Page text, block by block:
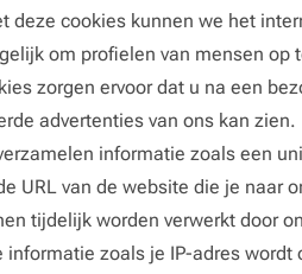
deze cookies kunnen we het
om profielen van mensen
zorgen ervoor dat u na een
advertenties van ons kan zien.
informatie zoals een
URL van de website die je naar
tijdelijk worden verwerkt door
informatie zoals je IP-adres wordt